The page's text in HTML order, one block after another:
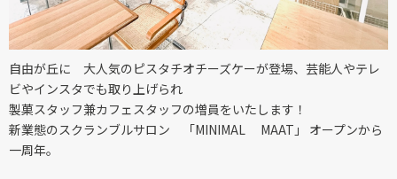
自由が丘に 大人気のピスタチオチーズケーが登場、芸能人やテレ
ビやインスタでも取り上げられ
製菓スタッフ兼カフェスタッフの増員をいたします！
新業態のスクランブルサロン 「MINIMAL MAAT」 オープンから
一周年。